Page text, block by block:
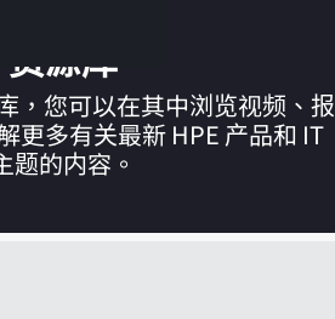
车目前是空的
资源库
，您可以在其中浏览视频、报
更多有关最新 HPE 产品和 IT
题的内容。